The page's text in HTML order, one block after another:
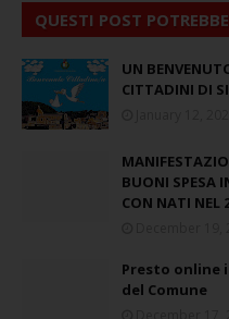
QUESTI POST
UN
CITTADINI DI
BUONI SPESA
CON NATI NEL
Presto online
del Comune